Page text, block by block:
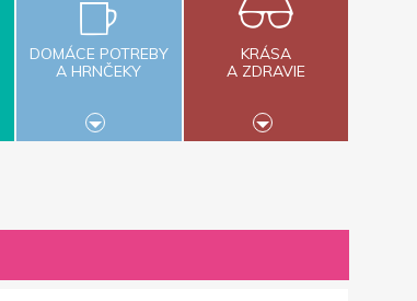
DOMÁCE POTREBY
A HRNČEKY
KRÁSA
A ZDRAVIE